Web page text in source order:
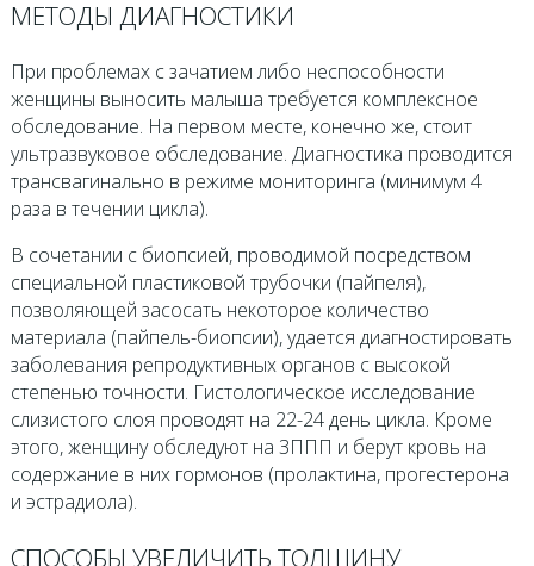
МЕТОДЫ ДИАГНОСТИКИ
При проблемах с зачатием либо неспособности
женщины выносить малыша требуется комплексное
обследование. На первом месте, конечно же, стоит
ультразвуковое обследование. Диагностика проводится
трансвагинально в режиме мониторинга (минимум 4
раза в течении цикла).
В сочетании с биопсией, проводимой посредством
специальной пластиковой трубочки (пайпеля),
позволяющей засосать некоторое количество
материала (пайпель-биопсии), удается диагностировать
заболевания репродуктивных органов с высокой
степенью точности. Гистологическое исследование
слизистого слоя проводят на 22-24 день цикла. Кроме
этого, женщину обследуют на ЗППП и берут кровь на
содержание в них гормонов (пролактина, прогестерона
и эстрадиола).
СПОСОБЫ УВЕЛИЧИТЬ ТОЛЩИНУ